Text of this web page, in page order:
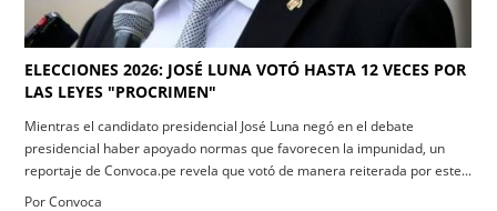
ELECCIONES 2026: JOSÉ LUNA VOTÓ HASTA 12 VECES POR
LAS LEYES "PROCRIMEN"
Mientras el candidato presidencial José Luna negó en el debate
presidencial haber apoyado normas que favorecen la impunidad, un
reportaje de Convoca.pe revela que votó de manera reiterada por este...
Por Convoca